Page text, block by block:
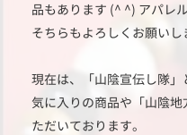
品もあります (^ ^) アパレ
そちらもよろしくお願い
現在は、「山陰宣伝し隊
気に入りの商品や「山陰
ただいております。